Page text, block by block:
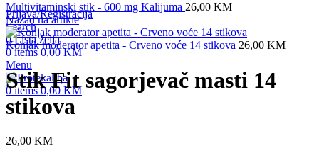
Prijava/Registracija
Search
0Lista želja
0items 0,00KM
Menu
0items 0,00 KM
Multivitaminski stik - 600 mg Kalijuma 26,00 KM
Nazad na artikle
Konjak moderator apetita - Crveno voće 14 stikova 26,00 KM
Stik Fit sagorjevač masti 14
stikova
26,00 KM